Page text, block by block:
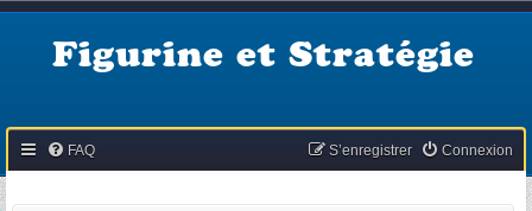
Figurine et Stratégie
FAQ Connexion
S’enregistrer